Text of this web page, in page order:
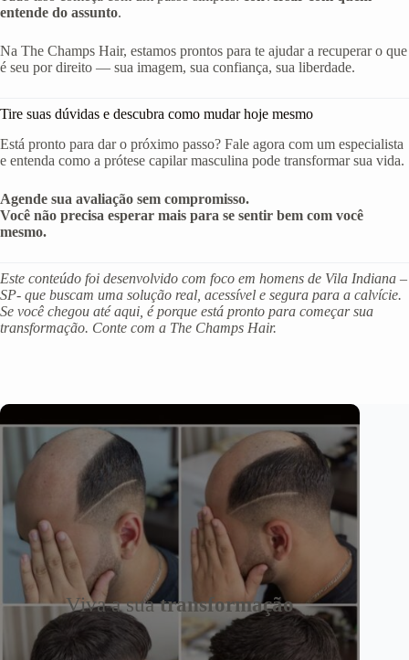
entende do assunto.
Na The Champs Hair, estamos prontos para te ajudar a recuperar o que
é seu por direito — sua imagem, sua confiança, sua liberdade.
Tire suas dúvidas e descubra como mudar hoje mesmo
Está pronto para dar o próximo passo? Fale agora com um especialista
e entenda como a prótese capilar masculina pode transformar sua vida.
Agende sua avaliação sem compromisso.
Você não precisa esperar mais para se sentir bem com você
mesmo.
Este conteúdo foi desenvolvido com foco em homens de Vila Indiana –
SP- que buscam uma solução real, acessível e segura para a calvície.
Se você chegou até aqui, é porque está pronto para começar sua
transformação. Conte com a The Champs Hair.
Viva a suatransformação